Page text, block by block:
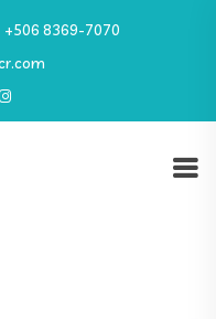
+506 8369-7070